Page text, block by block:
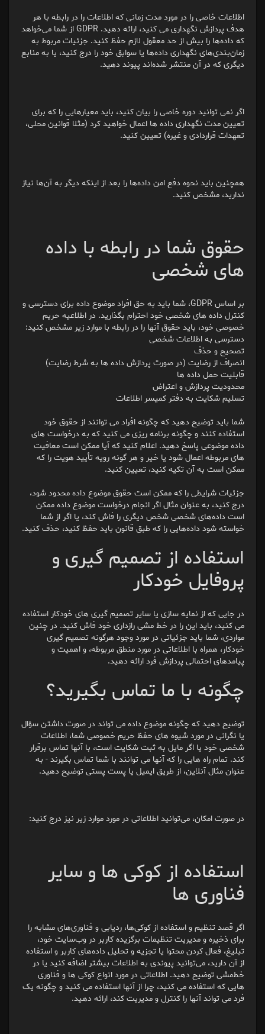
اطلاعات خاصی را در مورد مدت زمانی که اطلاعات را در رابطه با هر
هدف پردازش نگهداری می کنید، ارائه دهید. GDPR از شما می‌خواهد
که داده‌ها را بیش از حد معقول لازم حفظ کنید. جزئیات مربوط به
زمان‌بندی‌های نگهداری داده‌ها یا سوابق خود را درج کنید، یا به منابع
دیگری که در آن منتشر شده‌اند پیوند دهید.
اگر نمی توانید دوره خاصی را بیان کنید، باید معیارهایی را که برای
تعیین مدت نگهداری داده ها اعمال خواهید کرد (مثلا قوانین محلی،
تعهدات قراردادی و غیره) تعیین کنید.
همچنین باید نحوه دفع امن داده‌ها را بعد از اینکه دیگر به آن‌ها نیاز
ندارید، مشخص کنید.
حقوق شما در رابطه با داده
های شخصی
بر اساس GDPR، شما باید به حق افراد موضوع داده برای دسترسی و
کنترل داده های شخصی خود احترام بگذارید. در اطلاعیه حریم
خصوصی خود، باید حقوق آنها را در رابطه با موارد زیر مشخص کنید:
دسترسی به اطلاعات شخصی
تصحیح و حذف
انصراف از رضایت (در صورت پردازش داده ها به شرط رضایت)
قابلیت حمل داده ها
محدودیت پردازش و اعتراض
تسلیم شکایت به دفتر کمیسر اطلاعات
شما باید توضیح دهید که چگونه افراد می توانند از حقوق خود
استفاده کنند و چگونه برنامه ریزی می کنید که به درخواست های
داده موضوعی پاسخ دهید. اعلام کنید که آیا ممکن است معافیت
های مربوطه اعمال شود یا خیر و هر گونه رویه تأیید هویت را که
ممکن است به آن تکیه کنید، تعیین کنید.
جزئیات شرایطی را که ممکن است حقوق موضوع داده محدود شود،
درج کنید، به عنوان مثال اگر انجام درخواست موضوع داده ممکن
است داده‌های شخصی شخص دیگری را فاش کند، یا اگر از شما
خواسته شود داده‌هایی را که طبق قانون باید حفظ کنید، حذف کنید.
استفاده از تصمیم گیری و
پروفایل خودکار
در جایی که از نمایه سازی یا سایر تصمیم گیری های خودکار استفاده
می کنید، باید این را در خط مشی رازداری خود فاش کنید. در چنین
مواردی، شما باید جزئیاتی در مورد وجود هرگونه تصمیم گیری
خودکار، همراه با اطلاعاتی در مورد منطق مربوطه، و اهمیت و
پیامدهای احتمالی پردازش فرد ارائه دهید.
چگونه با ما تماس بگیرید؟
توضیح دهید که چگونه موضوع داده می تواند در صورت داشتن سؤال
یا نگرانی در مورد شیوه های حفظ حریم خصوصی شما، اطلاعات
شخصی خود یا اگر مایل به ثبت شکایت است، با آنها تماس برقرار
کند. تمام راه هایی را که آنها می توانند با شما تماس بگیرند - به
عنوان مثال آنلاین، از طریق ایمیل یا پست پستی توضیح دهید.
در صورت امکان، می‌توانید اطلاعاتی در مورد موارد زیر نیز درج کنید:
استفاده از کوکی ها و سایر
فناوری ها
اگر قصد تنظیم و استفاده از کوکی‌ها، ردیابی و فناوری‌های مشابه را
برای ذخیره و مدیریت تنظیمات برگزیده کاربر در وب‌سایت خود،
تبلیغ، فعال کردن محتوا یا تجزیه و تحلیل داده‌های کاربر و استفاده
از آن دارید، می‌توانید پیوندی به اطلاعات بیشتر اضافه کنید یا در
خط‌مشی توضیح دهید. اطلاعاتی در مورد انواع کوکی ها و فناوری
هایی که استفاده می کنید، چرا از آنها استفاده می کنید و چگونه یک
فرد می تواند آنها را کنترل و مدیریت کند، ارائه دهید.